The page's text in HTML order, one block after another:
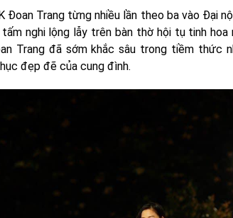
Đoan Trang từng nhiều lần theo ba vào Đại
nghi lộng lẫy trên bàn thờ hội tụ tinh
Trang đã sớm khắc sâu trong tiềm thức
đẹp đẽ của cung đình.